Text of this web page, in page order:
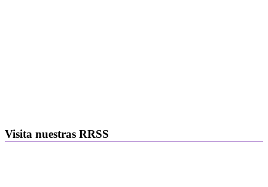
Visita nuestras RRSS